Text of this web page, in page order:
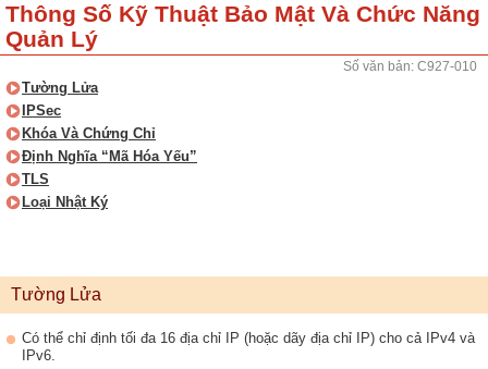
Thông Số Kỹ Thuật Bảo Mật Và Chức Năng
Quản Lý
Số văn bản: C927-010
Tường Lửa
IPSec
Khóa Và Chứng Chỉ
Định Nghĩa “Mã Hóa Yếu”
TLS
Loại Nhật Ký
Tường Lửa
Có thể chỉ định tối đa 16 địa chỉ IP (hoặc dãy địa chỉ IP) cho cả IPv4 và
IPv6.